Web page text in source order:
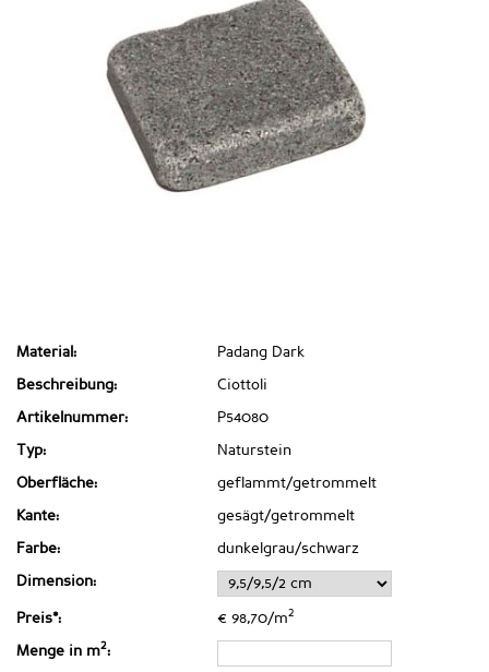
Material: Padang Dark
Beschreibung: Ciottoli
Artikelnummer: P54080
Typ: Naturstein
Oberfläche: geflammt/getrommelt
Kante: gesägt/getrommelt
Farbe: dunkelgrau/schwarz
Dimension:
Preis*: € 98,70/m2
Menge in m2: